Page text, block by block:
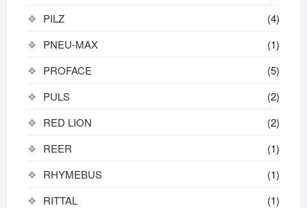
PILZ
(4)
PNEU-MAX
(1)
PROFACE
(5)
PULS
(2)
RED LION
(2)
REER
(1)
RHYMEBUS
(1)
RITTAL
(1)